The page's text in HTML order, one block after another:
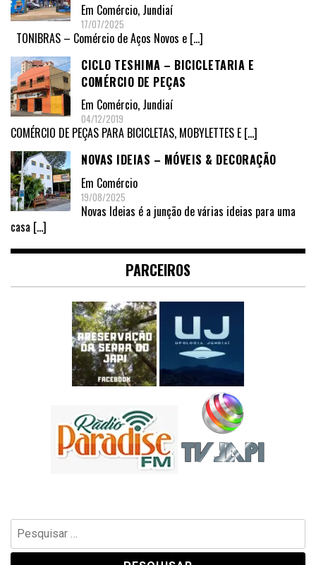
Em Comércio, Jundiaí
17/07/2025
TONIBRAS – Comércio de Aços Novos e […]
CICLO TESHIMA – BICICLETARIA E
COMÉRCIO DE PEÇAS
Em Comércio, Jundiaí
04/12/2019
COMÉRCIO DE PEÇAS PARA BICICLETAS, MOBYLETTES E […]
NOVAS IDEIAS – MÓVEIS & DECORAÇÃO
Em Comércio
19/08/2025
Novas Ideias é a junção de várias ideias para uma
casa […]
PARCEIROS
Pesquisar
por: